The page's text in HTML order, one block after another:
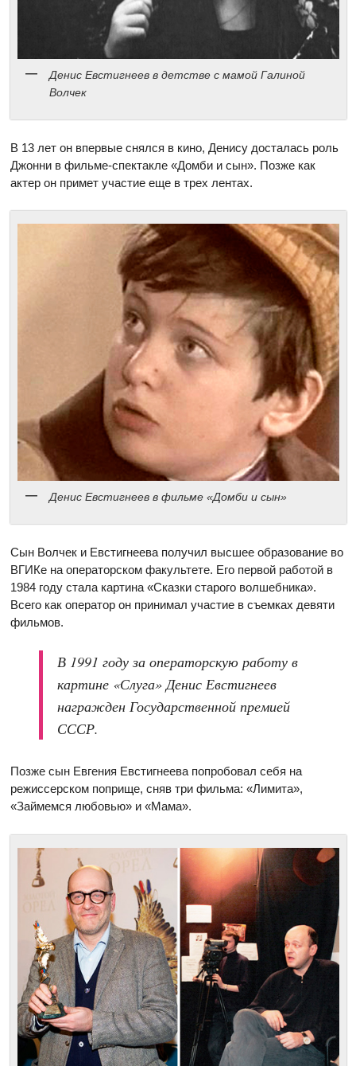
Денис Евстигнеев в детстве с мамой Галиной
Волчек
В 13 лет он впервые снялся в кино, Денису досталась роль
Джонни в фильме-спектакле «Домби и сын». Позже как
актер он примет участие еще в трех лентах.
Денис Евстигнеев в фильме «Домби и сын»
Сын Волчек и Евстигнеева получил высшее образование во
ВГИКе на операторском факультете. Его первой работой в
1984 году стала картина «Сказки старого волшебника».
Всего как оператор он принимал участие в съемках девяти
фильмов.
В 1991 году за операторскую работу в
картине «Слуга» Денис Евстигнеев
награжден Государственной премией
СССР.
Позже сын Евгения Евстигнеева попробовал себя на
режиссерском поприще, сняв три фильма: «Лимита»,
«Займемся любовью» и «Мама».